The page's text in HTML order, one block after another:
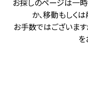
お探しのページは一
か、移動もしく
お手数ではございます
を